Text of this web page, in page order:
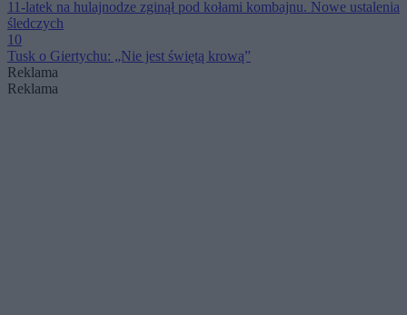
11-latek na hulajnodze zginął pod kołami kombajnu. Nowe ustalenia
śledczych
10
Tusk o Giertychu: „Nie jest świętą krową”
Reklama
Reklama